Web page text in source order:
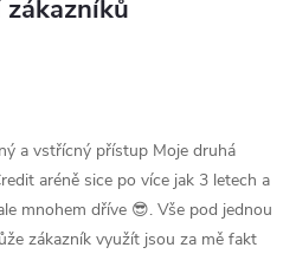
a vstřícný přístup Moje druhá
aréně sice po více jak 3 letech a
mnohem dříve 😎. Vše pod jednou
zákazník využít jsou za mě fakt